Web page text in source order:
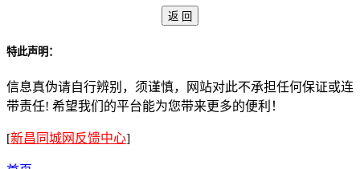
特此声明：
信息真伪请自行辨别，须谨慎，网站对此不承担任何保证或连
带责任! 希望我们的平台能为您带来更多的便利！
[新昌同城网反馈中心]